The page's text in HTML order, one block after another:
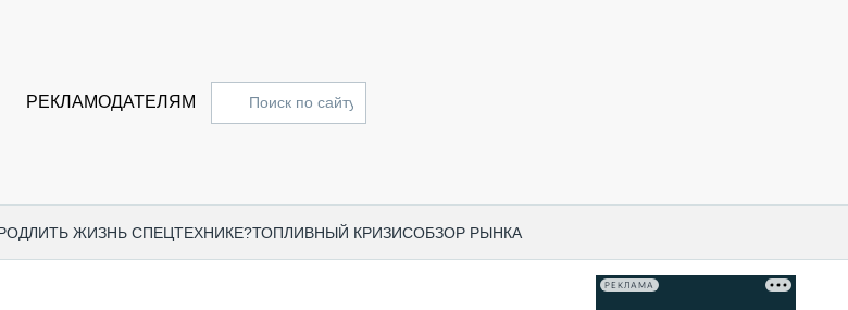
РЕКЛАМОДАТЕЛЯМ
ЖИЗНЬ СПЕЦТЕХНИКЕ?ТОПЛИВНЫЙ КРИЗИСОБЗОР РЫНКА
РЕКЛАМА